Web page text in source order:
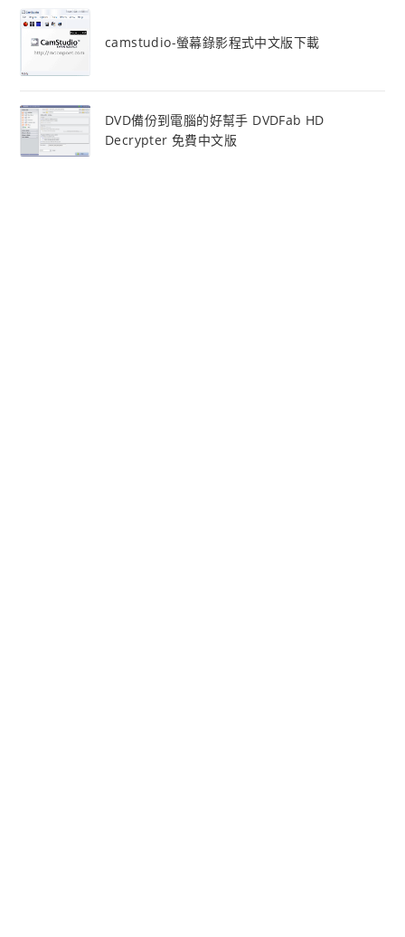
camstudio-螢幕錄影程式中文版下載
DVD備份到電腦的好幫手 DVDFab HD
Decrypter 免費中文版